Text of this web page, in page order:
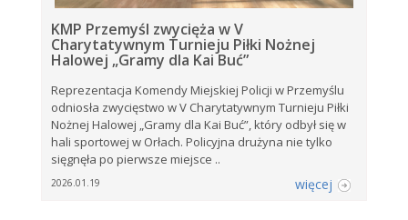
KMP Przemyśl zwycięża w V
Charytatywnym Turnieju Piłki Nożnej
Halowej „Gramy dla Kai Buć”
Reprezentacja Komendy Miejskiej Policji w Przemyślu
odniosła zwycięstwo w V Charytatywnym Turnieju Piłki
Nożnej Halowej „Gramy dla Kai Buć”, który odbył się w
hali sportowej w Orłach. Policyjna drużyna nie tylko
sięgnęła po pierwsze miejsce ..
2026.01.19 więcej